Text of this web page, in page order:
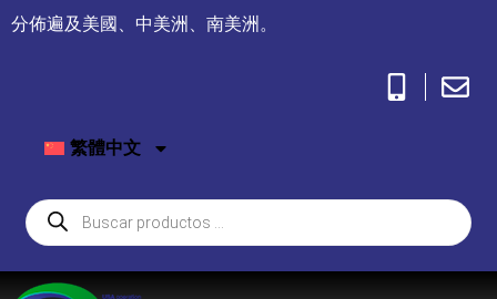
分佈遍及美國、中美洲、南美洲。
繁體中文